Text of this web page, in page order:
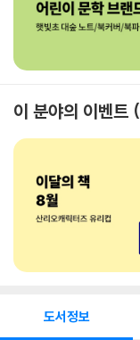
이 분야의 이벤트
도서정보